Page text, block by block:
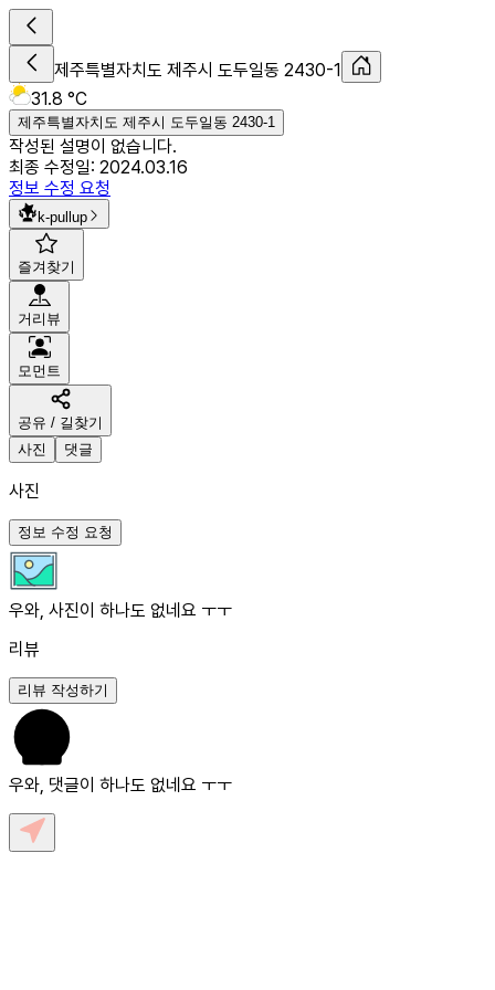
제주특별자치도 제주시 도두일동 2430-1
31.8 °C
제주특별자치도 제주시 도두일동 2430-1
작성된 설명이 없습니다.
최종 수정일: 2024.03.16
정보 수정 요청
k-pullup
즐겨찾기
거리뷰
모먼트
공유 / 길찾기
사진
댓글
사진
정보 수정 요청
우와, 사진이 하나도 없네요 ㅜㅜ
리뷰
리뷰 작성하기
우와, 댓글이 하나도 없네요 ㅜㅜ